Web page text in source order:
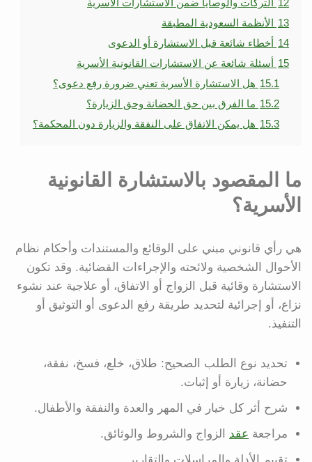
13 الأنظمة السعودية المطبقة
14 أخطاء شائعة قبل الاستشارة أو الدعوى
15 أسئلة شائعة عن الاستشارات القانونية الأسرية
15.1 هل الاستشارة الأسرية تعني ضرورة رفع دعوى؟
15.2 ما الفرق بين حق الحضانة وحق الزيارة؟
15.3 هل يمكن الاتفاق على النفقة والزيارة دون المحكمة؟
ما المقصود بالاستشارة القانونية
الأسرية؟
هي رأي قانوني مبني على الوقائع والمستندات وأحكام نظام
الأحوال الشخصية ولائحته والإجراءات القضائية. وقد تكون
الاستشارة وقائية قبل الزواج أو الاتفاق، أو علاجية عند نشوء
نزاع، أو إجرائية لتحديد طريقة رفع الدعوى أو التوثيق أو
التنفيذ.
تحديد نوع الطلب الصحيح: طلاق، خلع، فسخ، نفقة،
حضانة، زيارة أو إثبات.
شرح أثر كل خيار في المهر والعدة والنفقة والأطفال.
مراجعة عقد الزواج والشروط والوثائق.
تقييم الأدلة والمراسلات والتقارير.